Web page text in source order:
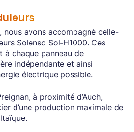
nous avons accompagné celle-
Solenso Sol-H1000. Ces
à chaque panneau de
indépendante et ainsi
électrique possible.
à proximité d’Auch,
d’une production maximale de